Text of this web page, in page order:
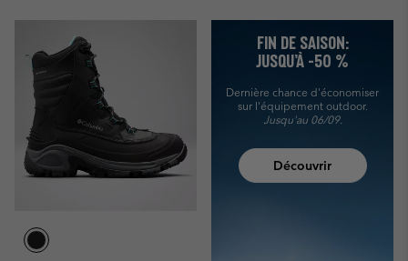
FIN DE SAISON:
JUSQU’À -50 %
Dernière chance d'économiser
sur l'équipement outdoor.
Jusqu'au 06/09.
Découvrir